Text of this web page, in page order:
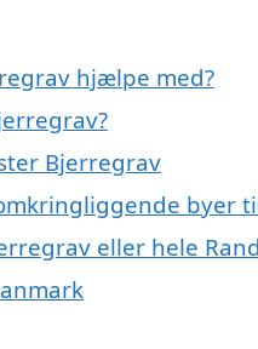
hjælpe med?
Bjerregrav
byer
eller hele